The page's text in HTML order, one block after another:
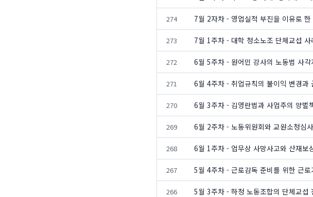
274 7월 2자차 - 영업실적 부진을 이유로
273 7월 1주차 - 대학 청소노조 단체교섭
272 6월 5주차 - 원어민 강사의 노동법 사
271 6월 4주차 - 취업규칙의 불이익 변경과
270 6월 3주차 - 김영란법과 사업주의 양벌
269 6월 2주차 - 노동위원회와 교원소청심
268 6월 1주차 - 업무상 사망사고와 산재보
267 5월 4주차 - 근로감독 준비를 위한 근
266 5월 3주차 - 하청 노동조합의 단체교섭